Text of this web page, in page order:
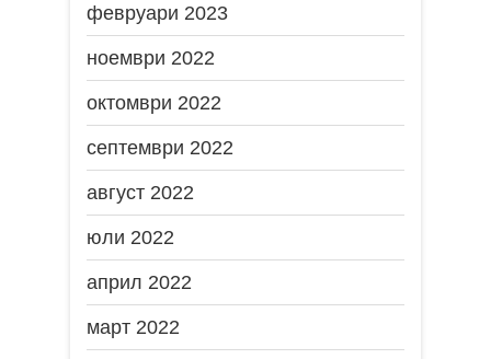
февруари 2023
ноември 2022
октомври 2022
септември 2022
август 2022
юли 2022
април 2022
март 2022